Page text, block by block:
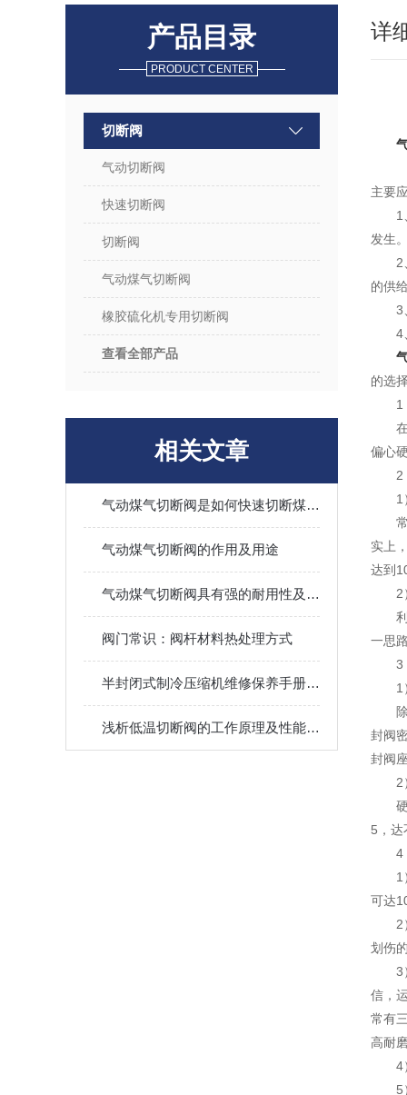
产品目录
PRODUCT CENTER
切断阀
气动切断阀
快速切断阀
切断阀
气动煤气切断阀
橡胶硫化机专用切断阀
查看全部产品
相关文章
气动煤气切断阀是如何快速切断煤气供应的？
气动煤气切断阀的作用及用途
气动煤气切断阀具有强的耐用性及可靠性
阀门常识：阀杆材料热处理方式
半封闭式制冷压缩机维修保养手册（上海切断阀厂家整理）
浅析低温切断阀的工作原理及性能特点
详
主要
1
发生
2
的供
3
4
的选
1
偏心
2
1
实上
达到
2
一思
3
1
封阀
封阀
2
5，达
4
1
可达
2
划伤
3
信，
常有
高耐
4
5